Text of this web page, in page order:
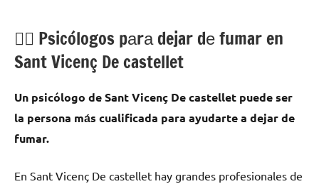
💁‍♂️ Psicólogos pаrа dejar dе fumar en
Sant Vicenç De castellet
Un psicólogo dе Sant Vicenç De castellet puede ser
la persona mа́s cualificada pаrа ayudarte а dejar dе
fumar.
En Sant Vicenç De castellet hay grandes profesionales dе